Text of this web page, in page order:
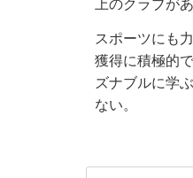
上のクラブがあ
スポーツにも
獲得に積極的
ズナブルに学
ない。